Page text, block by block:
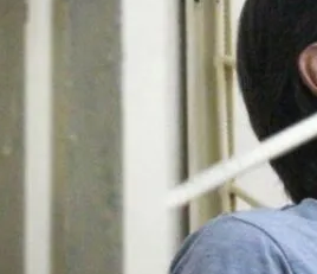
Концентрация Власти В
Цзиньпина: Мир Не Обмануть
Вулкана На Юге Исландии:
Положение И Эвакуация